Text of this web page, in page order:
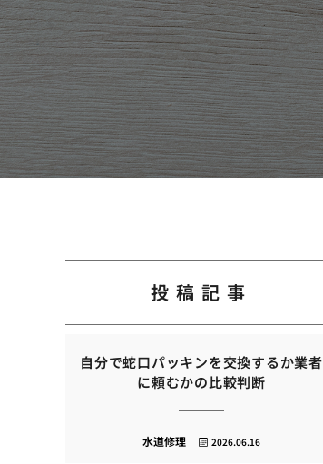
投稿記事
自分で蛇口パッキンを交換するか業者
に頼むかの比較判断
2026.06.16
水道修理